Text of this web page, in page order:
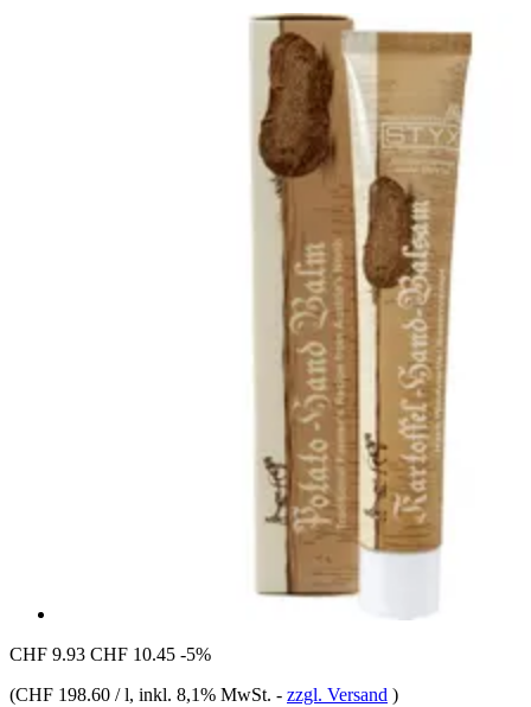
CHF 9.93 CHF 10.45 -5%
(CHF 198.60 / l, inkl. 8,1% MwSt. - zzgl. Versand )